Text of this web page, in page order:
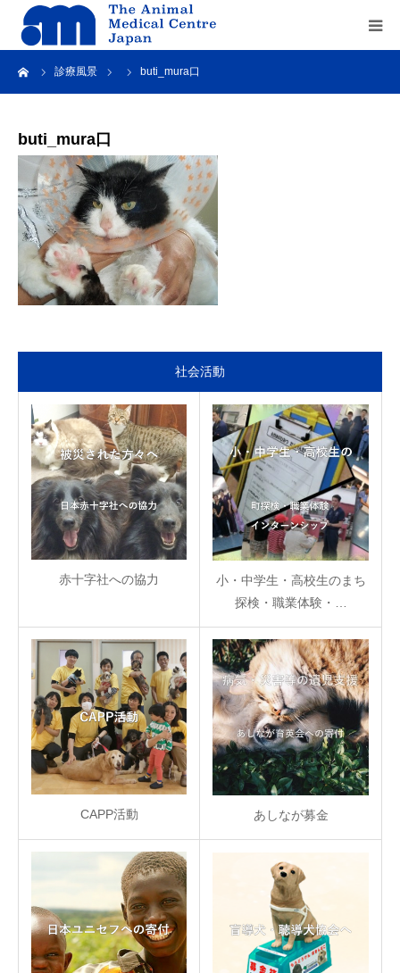
診療風景 buti_mura口
buti_mura口
社会活動
赤十字社への協力
小・中学生・高校生のまち
探検・職業体験・…
CAPP活動 あしなが募金
Home
service
recruit
contact us